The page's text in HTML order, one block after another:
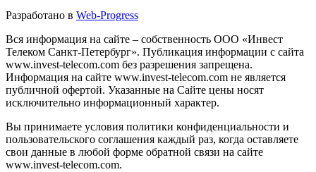
Разработано в Web-Progress
Вся информация на сайте – собственность ООО «Инвест
Телеком Санкт-Петербург». Публикация информации с сайта
www.invest-telecom.com без разрешения запрещена.
Информация на сайте www.invest-telecom.com не является
публичной офертой. Указанные на Сайте цены носят
исключительно информационный характер.
Вы принимаете условия политики конфиденциальности и
пользовательского соглашения каждый раз, когда оставляете
свои данные в любой форме обратной связи на сайте
www.invest-telecom.com.